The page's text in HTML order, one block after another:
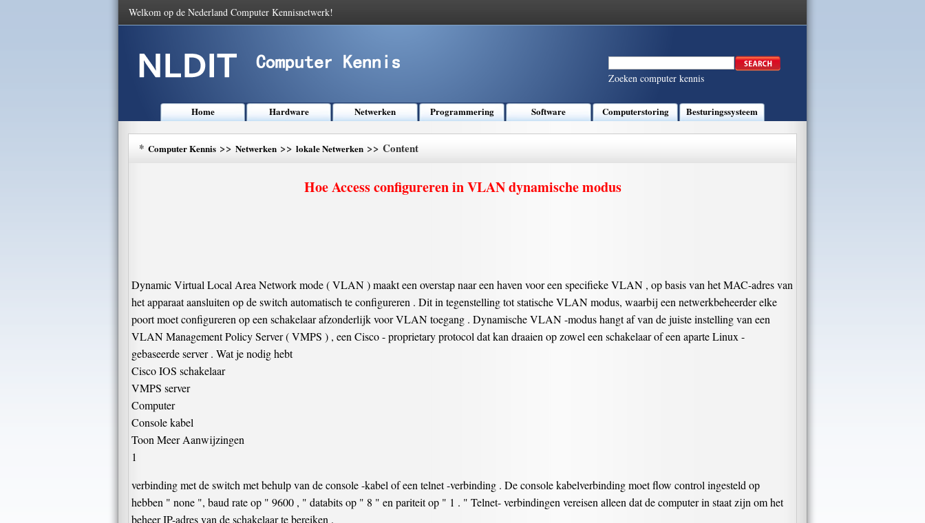
Welkom op de Nederland Computer Kennisnetwerk!
Zoeken computer kennis
Home Hardware Netwerken Programmering Software Computerstoring Besturingssysteem
* Computer Kennis >> Netwerken >> lokale Netwerken >> Content
Hoe Access configureren in VLAN dynamische modus
Dynamic Virtual Local Area Network mode ( VLAN ) maakt een overstap naar een haven voor een specifieke VLAN , op basis van het MAC-adres van
het apparaat aansluiten op de switch automatisch te configureren . Dit in tegenstelling tot statische VLAN modus, waarbij een netwerkbeheerder elke
poort moet configureren op een schakelaar afzonderlijk voor VLAN toegang . Dynamische VLAN -modus hangt af van de juiste instelling van een
VLAN Management Policy Server ( VMPS ) , een Cisco - proprietary protocol dat kan draaien op zowel een schakelaar of een aparte Linux -
gebaseerde server . Wat je nodig hebt
Cisco IOS schakelaar
VMPS server
Computer
Console kabel
Toon Meer Aanwijzingen
1
verbinding met de switch met behulp van de console -kabel of een telnet -verbinding . De console kabelverbinding moet flow control ingesteld op
hebben " none ", baud rate op " 9600 , " databits op " 8 " en pariteit op " 1 . " Telnet- verbindingen vereisen alleen dat de computer in staat zijn om het
beheer IP-adres van de schakelaar te bereiken .